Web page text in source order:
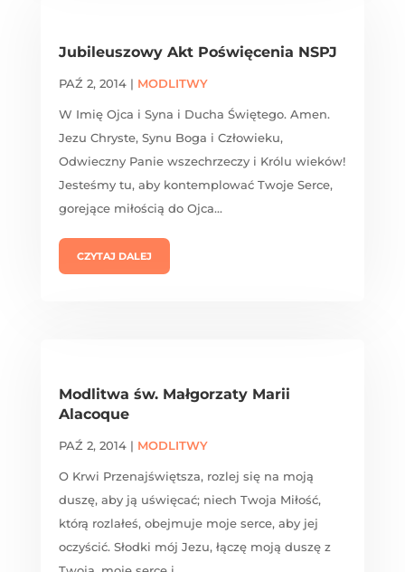
Jubileuszowy Akt Poświęcenia NSPJ
PAŹ 2, 2014| MODLITWY
W Imię Ojca i Syna i Ducha Świętego. Amen.
Jezu Chryste, Synu Boga i Człowieku,
Odwieczny Panie wszechrzeczy i Królu wieków!
Jesteśmy tu, aby kontemplować Twoje Serce,
gorejące miłością do Ojca...
CZYTAJ DALEJ
Modlitwa św. Małgorzaty Marii
Alacoque
PAŹ 2, 2014| MODLITWY
O Krwi Przenajświętsza, rozlej się na moją
duszę, aby ją uświęcać; niech Twoja Miłość,
którą rozlałeś, obejmuje moje serce, aby jej
oczyścić. Słodki mój Jezu, łączę moją duszę z